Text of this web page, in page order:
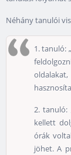
Néhány tanulói
1. tanuló:
2. tanuló:
kellett
órák
jöhet. A